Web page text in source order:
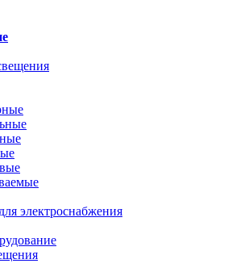
электроснабжения